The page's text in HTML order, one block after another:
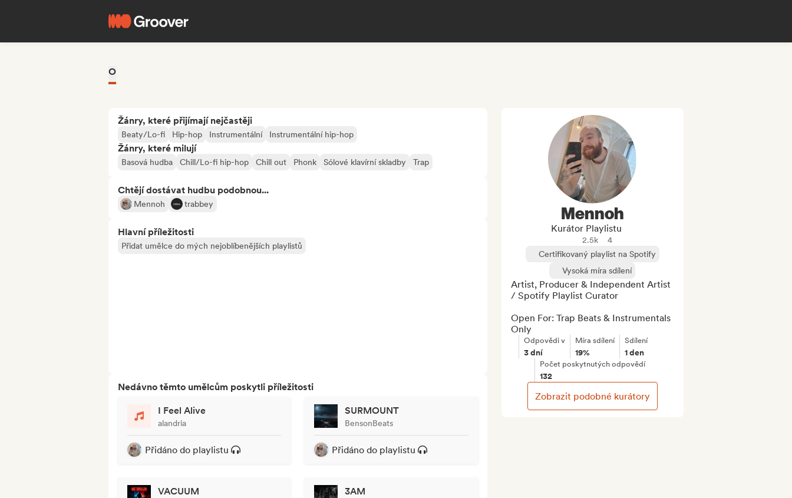
O
Žánry, které přijímají nejčastěji
Beaty/Lo-fi Hip-hop Instrumentální Instrumentální hip-hop
Žánry, které milují
Basová hudba Chill/Lo-fi hip-hop Chill out Phonk Sólové klavírní skladby Trap
Chtějí dostávat hudbu podobnou...
Mennoh trabbey
Hlavní příležitosti
Přidat umělce do mých nejoblíbenějších playlistů
Nedávno těmto umělcům poskytli příležitosti
I Feel Alive
alandria
Přidáno do playlistu
SURMOUNT
BensonBeats
Přidáno do playlistu
VACUUM 3AM
Mennoh
Kurátor Playlistu
2.5k
4
Certifikovaný playlist na Spotify
Vysoká míra sdílení
Artist, Producer & Independent Artist
/ Spotify Playlist Curator
Open For: Trap Beats & Instrumentals
Only
Odpovědi v
3 dní
Míra sdílení
19%
Sdílení
1 den
Počet poskytnutých odpovědí
132
Zobrazit podobné kurátory